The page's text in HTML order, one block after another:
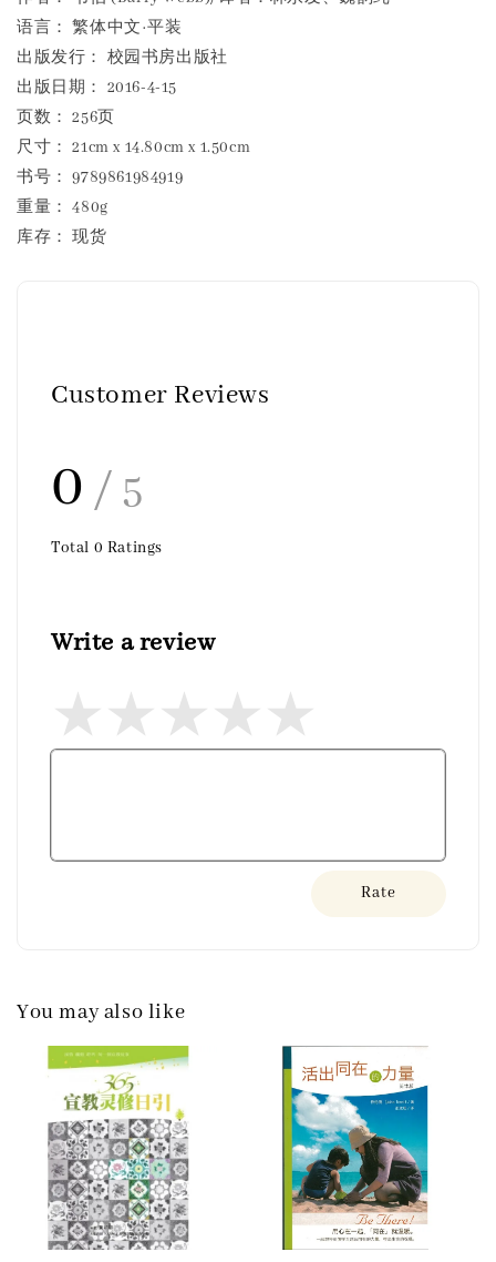
语言： 繁体中文·平装
出版发行： 校园书房出版社
出版日期： 2016-4-15
页数： 256页
尺寸： 21cm x 14.80cm x 1.50cm
书号： 9789861984919
重量： 480g
库存： 现货
Customer Reviews
0 / 5
Total 0 Ratings
Write a review
Rate
You may also like